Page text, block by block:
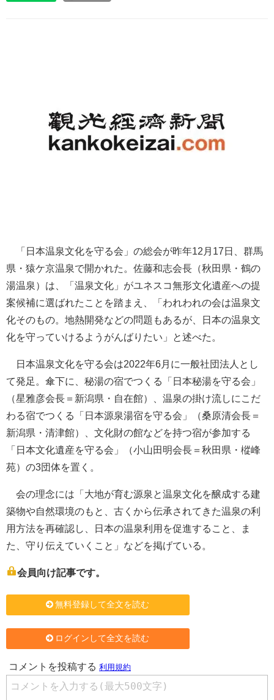
「日本温泉文化を守る会」の総会が昨年12月17日、群馬
県・猿ケ京温泉で開かれた。佐藤和志会長（秋田県・鶴の
湯温泉）は、「温泉文化」がユネスコ無形文化遺産への提
案候補に選ばれたことを踏まえ、「われわれの会は温泉文
化そのもの。地熱開発などの問題もあるが、日本の温泉文
化を守っていけるようがんばりたい」と述べた。
日本温泉文化を守る会は2022年6月に一般社団法人とし
て発足。傘下に、秘湯の宿でつくる「日本秘湯を守る会」
（星雅彦会長＝新潟県・自在館）、温泉の掛け流しにこだ
わる宿でつくる「日本源泉湯宿を守る会」（桑原清会長＝
新潟県・清津館）、文化財の館などを持つ宿が参加する
「日本文化遺産を守る会」（小山田明会長＝秋田県・樅峰
苑）の3団体を置く。
会の理念には「大地が育む源泉と温泉文化を醸成する建
築物や自然環境のもと、古くから伝承されてきた温泉の利
用方法を再確認し、日本の温泉利用を促進すること、ま
た、守り伝えていくこと」などを掲げている。
会員向け記事です。
無料登録して全文を読む
ログインして全文を読む